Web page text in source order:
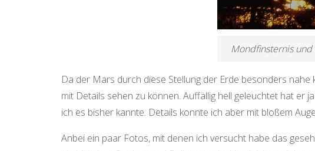
Mondfinsternis
Da der Mars durch diese Stellung der Erde besonders
mit Details sehen zu können. Auffällig hell geleuchtet hat er
ich es bisher kannte. Details konnte ich aber mit bloßem
Anbei ein paar Fotos, mit denen ich versucht habe das